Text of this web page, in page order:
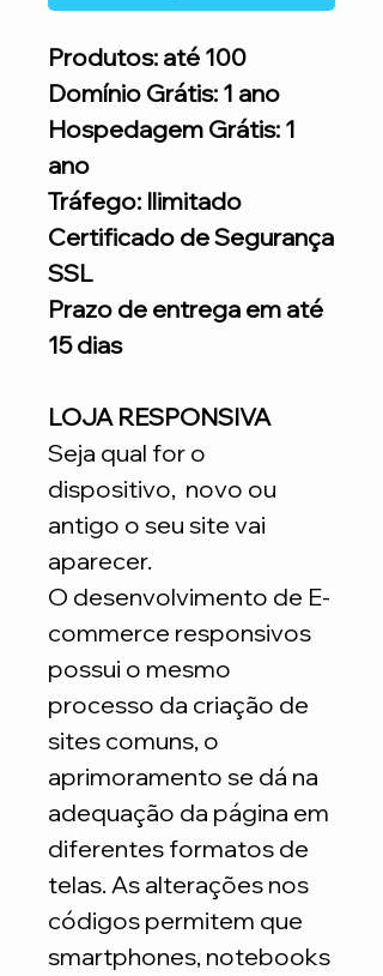
Produtos: até 100
Domínio Grátis: 1 ano
Hospedagem Grátis: 1
ano
Tráfego: Ilimitado
Certificado de Segurança
SSL
Prazo de entrega em até
15 dias
LOJA RESPONSIVA
Seja qual for o
dispositivo, novo ou
antigo o seu site vai
aparecer.
O desenvolvimento de E-
commerce responsivos
possui o mesmo
processo da criação de
sites comuns, o
aprimoramento se dá na
adequação da página em
diferentes formatos de
telas. As alterações nos
códigos permitem que
smartphones, notebooks